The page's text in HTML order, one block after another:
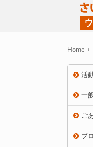
Home ›
活
一
ご
プ